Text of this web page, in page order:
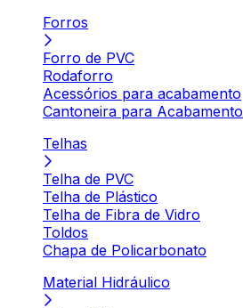
Forros
Forro de PVC
Rodaforro
Acessórios para acabamento
Cantoneira para Acabamento
Telhas
Telha de PVC
Telha de Plástico
Telha de Fibra de Vidro
Toldos
Chapa de Policarbonato
Material Hidráulico